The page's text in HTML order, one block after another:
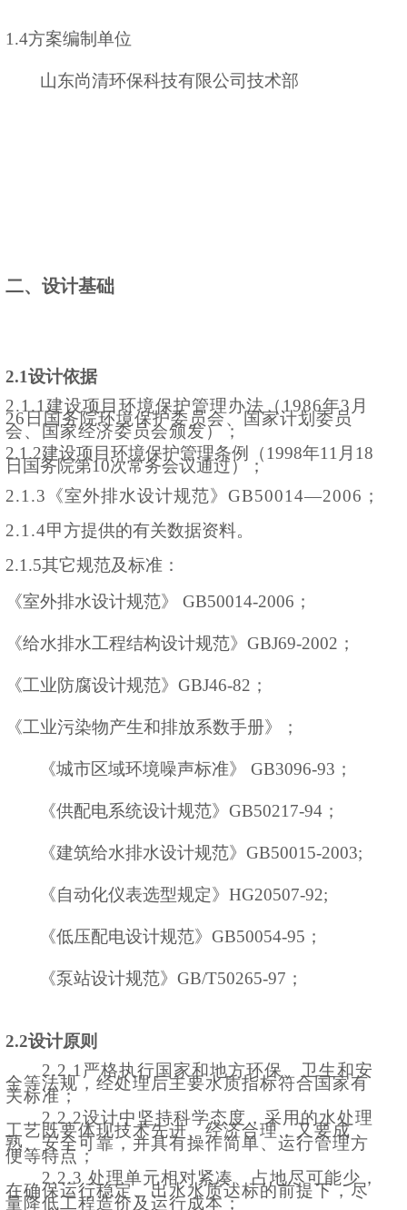
1.4方案编制单位
山东尚清环保科技有限公司技术部
二、设计基础
2.1设计依据
2.1.1建设项目环境保护管理办法（1986年3 月
26日国务院环境保护委员会、国家计划委员
会、国家经济委员会颁发）；
2.1.2建设项目环境保护管理条例（1998年11 月 18
日国务院第10次常务会议通过）；
2.1.3《室外排水设计规范》GB50014—2006；
2.1.4甲方提供的有关数据资料。
2.1.5其它规范及标准：
《室外排水设计规范》
GB50014-2006；
《给水排水工程结构设计规范》 GBJ69-2002；
《工业防腐设计规范》 GBJ46-82；
《工业污染物产生和排放系数手册》；
《城市区域环境噪声标准》 GB3096-93；
《供配电系统设计规范》 GB50217-94；
《建筑给水排水设计规范》 GB50015-2003;
《自动化仪表选型规定》 HG20507-92;
《低压配电设计规范》 GB50054-95；
《泵站设计规范》 GB/T50265-97；
2.2设计原则
2.2.1 严格执行国家和地方环保、卫生和安
全等法规，经处理后主要水质指标符合国家有
关标准；
2.2.2设计中坚持科学态度，采用的水处理
工艺既要体现技术先进、经济合理，又要成
熟、安全可靠，并具有操作简单、运行管理方
便等特点；
2.2.3 处理单元相对紧凑、占地尽可能少，
在确保运行稳定、出水水质达标的前提下，尽
量降低工程造价及运行成本；